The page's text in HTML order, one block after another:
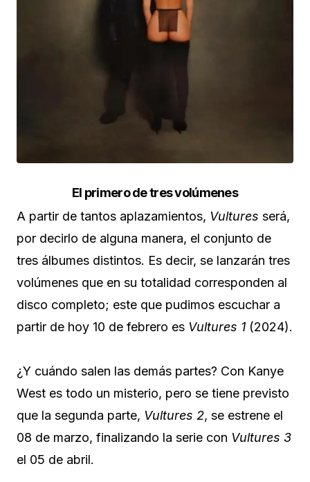
El primero de tres volúmenes
A partir de tantos aplazamientos, Vultures será,
por decirlo de alguna manera, el conjunto de
tres álbumes distintos. Es decir, se lanzarán tres
volúmenes que en su totalidad corresponden al
disco completo; este que pudimos escuchar a
partir de hoy 10 de febrero es Vultures 1 (2024).
¿Y cuándo salen las demás partes? Con Kanye
West es todo un misterio, pero se tiene previsto
que la segunda parte, Vultures 2, se estrene el
08 de marzo, finalizando la serie con Vultures 3
el 05 de abril.